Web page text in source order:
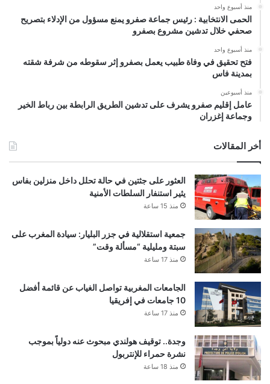
منذ أسبوع واحد
الحمى الانتخابية : رئيس جماعة صفرو يمنع مسؤول من الإدلاء بتصريح
صحفي خلال تدشين مشروع بصفرو
منذ أسبوع واحد
فتح تحقيق في وفاة طبيب يعمل بصفرو إثر سقوطه من شرفة شقته
بمدينة فاس
منذ أسبوعين
عامل إقليم صفرو يشرف على تدشين الطريق الرابطة بين رباط الخير
وجماعة إغزران
أخر المقالات
العثور على جثتين في حالة تحلل داخل منزلين بفاس
يثير استنفار السلطات الأمنية
منذ 15 ساعة
جمعية استقلالية في جزر البليار: سيادة المغرب على
سبتة ومليلية “مسألة وقت”
منذ 17 ساعة
الجامعات المغربية تواصل الغياب عن قائمة أفضل
10 جامعات في إفريقيا
منذ 17 ساعة
وجدة.. توقيف هولندي مبحوث عنه دولياً بموجب
نشرة حمراء للإنتربول
منذ 18 ساعة